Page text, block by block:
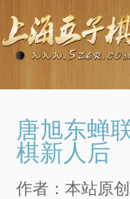
唐旭东蝉
棋新人后
作者：本站原创